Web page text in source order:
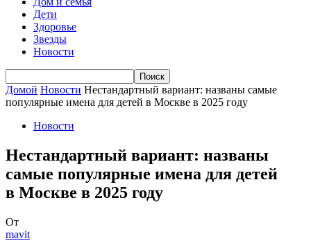
Дети
Здоровье
Звезды
Новости
Домой Новости Нестандартный вариант: названы самые
популярные имена для детей в Москве в 2025 году
Новости
Нестандартный вариант: названы
самые популярные имена для детей
в Москве в 2025 году
От
mavit